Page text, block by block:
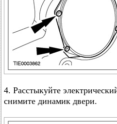
4. Расстыкуйте
снимите динамик двери.